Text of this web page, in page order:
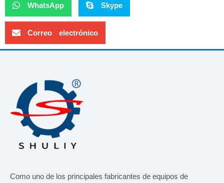
WhatsApp Skype
Correo electrónico
Como uno de los principales fabricantes de equipos de